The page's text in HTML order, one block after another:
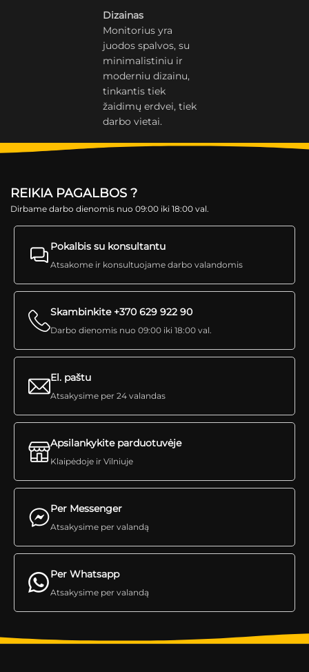
Dizainas
Monitorius yra
juodos spalvos, su
minimalistiniu ir
moderniu dizainu,
tinkantis tiek
žaidimų erdvei, tiek
darbo vietai.
REIKIA PAGALBOS ?
Dirbame darbo dienomis nuo 09:00 iki 18:00 val.
Pokalbis su konsultantu
Atsakome ir konsultuojame darbo valandomis
Skambinkite +370 629 922 90
Darbo dienomis nuo 09:00 iki 18:00 val.
Per Messenger
Atsakysime per valandą
El. paštu
Atsakysime per 24 valandas
Apsilankykite parduotuvėje
Klaipėdoje ir Vilniuje
Per Whatsapp
Atsakysime per valandą